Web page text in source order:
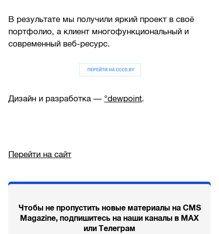
В результате мы получили яркий проект в своё
портфолио, а клиент многофункциональный и
современный веб-ресурс.
Дизайн и разработка — °dewpoint.
Перейти на сайт
Чтобы не пропустить новые материалы на CMS
Magazine, подпишитесь на наши каналы в MAX
или Телеграм